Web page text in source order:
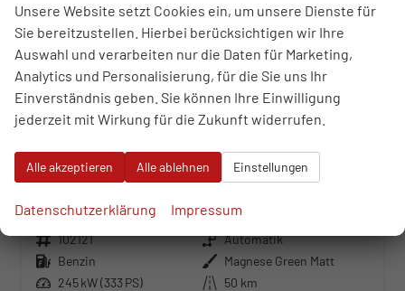
Cupra Formentor
VZ Tribe Edition 2.0 TSI
Fahrzeugnr. 102121 Getriebe Automatik
Kraftstoff Benzin Außenfarbe Magnese Green Matt
Leistung 245 kW (333 PS) Kilometerstand 50 km
Unsere Website setzt Cookies ein, um unsere Dienste für
Sie bereitzustellen. Hierbei berücksichtigen wir Ihre
Auswahl und verarbeiten nur die Daten für Marketing,
Analytics und Personalisierung, für die Sie uns Ihr
Einverständnis geben. Sie können Ihre Einwilligung
jederzeit mit Wirkung für die Zukunft widerrufen.
Alle akzeptieren Alle ablehnen Einstellungen
Datenschutzerklärung Impressum